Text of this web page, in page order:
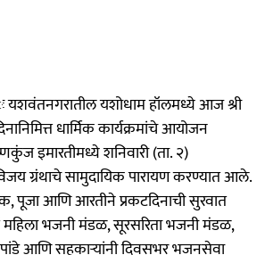
यशोधाम हॉलमध्ये आज श्री
धार्मिक कार्यक्रमांचे आयोजन
इमारतीमध्ये शनिवारी (ता. २)
ग्रंथाचे सामुदायिक पारायण करण्यात आले.
पूजा आणि आरतीने प्रकटदिनाची सुरवात
भजनी मंडळ, सूरसरिता भजनी मंडळ,
आणि सहकाऱ्यांनी दिवसभर भजनसेवा